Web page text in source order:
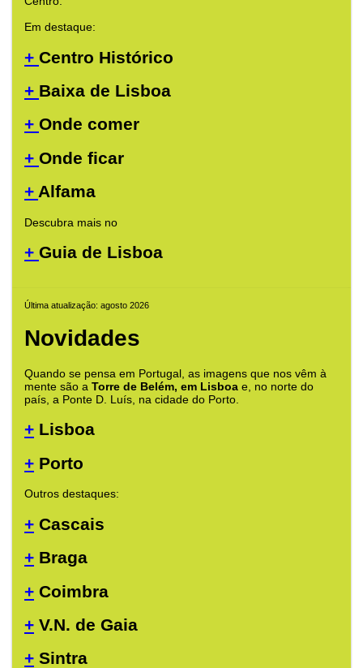
Em destaque:
+ Centro Histórico
+ Baixa de Lisboa
+ Onde comer
+ Onde ficar
+ Alfama
Descubra mais no
+ Guia de Lisboa
Última atualização: agosto 2026
Novidades
Quando se pensa em Portugal, as imagens que nos vêm à
mente são a Torre de Belém, em Lisboa e, no norte do
país, a Ponte D. Luís, na cidade do Porto.
+ Lisboa
+ Porto
Outros destaques:
+ Cascais
+ Braga
+ Coimbra
+ V.N. de Gaia
+ Sintra